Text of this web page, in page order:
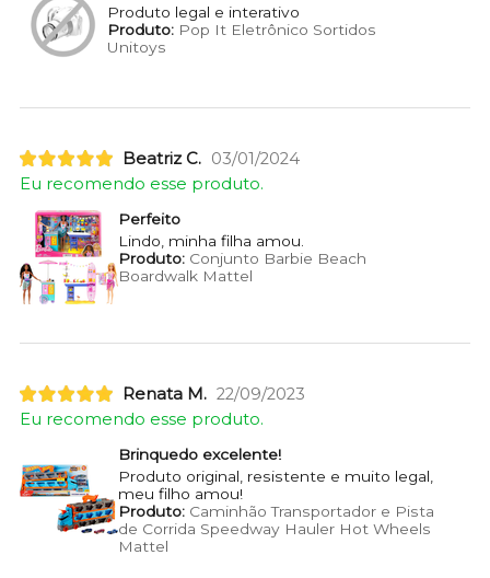
Produto legal e interativo
Produto:Pop It Eletrônico Sortidos
Unitoys
Beatriz C. 03/01/2024
Eu recomendo esse produto.
Perfeito
Lindo, minha filha amou.
Produto:Conjunto Barbie Beach
Boardwalk Mattel
Renata M. 22/09/2023
Eu recomendo esse produto.
Brinquedo excelente!
Produto original, resistente e muito legal,
meu filho amou!
Produto:Caminhão Transportador e Pista
de Corrida Speedway Hauler Hot Wheels
Mattel